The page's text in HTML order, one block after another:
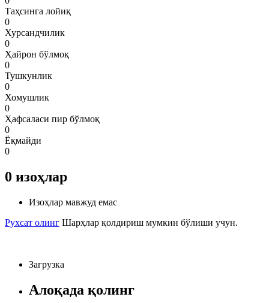
Таҳсинга лойиқ
0
Хурсандчилик
0
Ҳайрон бўлмоқ
0
Тушкунлик
0
Хомушлик
0
Ҳафсаласи пир бўлмоқ
0
Ёқмайди
0
0 изоҳлар
Изоҳлар мавжуд емас
Рухсат олинг Шарҳлар қолдириш мумкин бўлиши учун.
Загрузка
Алоқада қолинг